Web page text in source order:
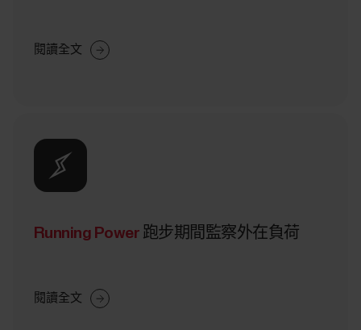
閱讀全文
Running Power 跑步期間監察外在負荷
閱讀全文